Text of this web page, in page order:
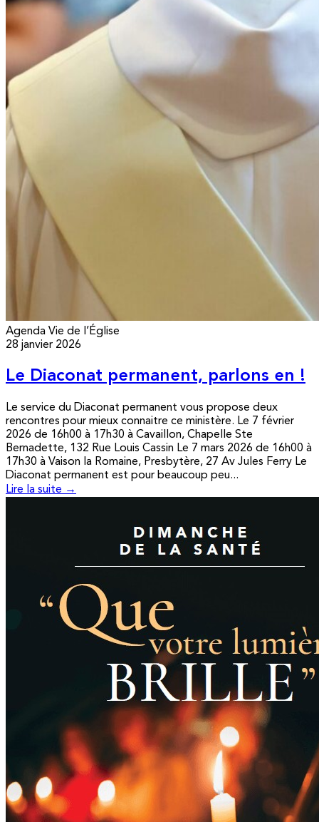
Agenda Vie de l’Église
28 janvier 2026
Le Diaconat permanent, parlons en !
Le service du Diaconat permanent vous propose deux
rencontres pour mieux connaitre ce ministère. Le 7 février
2026 de 16h00 à 17h30 à Cavaillon, Chapelle Ste
Bernadette, 132 Rue Louis Cassin Le 7 mars 2026 de 16h00 à
17h30 à Vaison la Romaine, Presbytère, 27 Av Jules Ferry Le
Diaconat permanent est pour beaucoup peu...
Lire la suite →